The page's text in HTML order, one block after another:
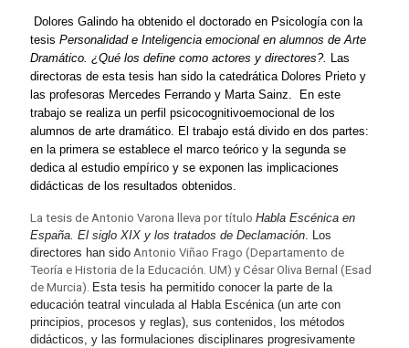
Dolores Galindo ha obtenido el doctorado en Psicología con la
tesis Personalidad e Inteligencia emocional en alumnos de Arte
Dramático. ¿Qué los define como actores y directores?. Las
directoras de esta tesis han sido la catedrática Dolores Prieto y
las profesoras Mercedes Ferrando y Marta Sainz. En este
trabajo se realiza un perfil psicocognitivoemocional de los
alumnos de arte dramático. El trabajo está divido en dos partes:
en la primera se establece el marco teórico y la segunda se
dedica al estudio empírico y se exponen las implicaciones
didácticas de los resultados obtenidos.
La tesis de Antonio Varona lleva por título Habla Escénica en
España. El siglo XIX y los tratados de Declamación. Los
directores han sido Antonio Viñao Frago (Departamento de
Teoría e Historia de la Educación. UM) y César Oliva Bernal (Esad
de Murcia). Esta tesis ha permitido conocer la parte de la
educación teatral vinculada al Habla Escénica (un arte con
principios, procesos y reglas), sus contenidos, los métodos
didácticos, y las formulaciones disciplinares progresivamente